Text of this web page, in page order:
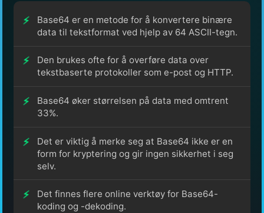
Base64 er en metode for å konvertere binære
data til tekstformat ved hjelp av 64 ASCII-tegn.
Den brukes ofte for å overføre data over
tekstbaserte protokoller som e-post og HTTP.
Base64 øker størrelsen på data med omtrent
33%.
Det er viktig å merke seg at Base64 ikke er en
form for kryptering og gir ingen sikkerhet i seg
selv.
Det finnes flere online verktøy for Base64-
koding og -dekoding.